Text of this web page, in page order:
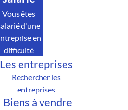
Vous êtes
d'une
en
difficulté
Les entreprises
Rechercher les
entreprises
Biens à vendre